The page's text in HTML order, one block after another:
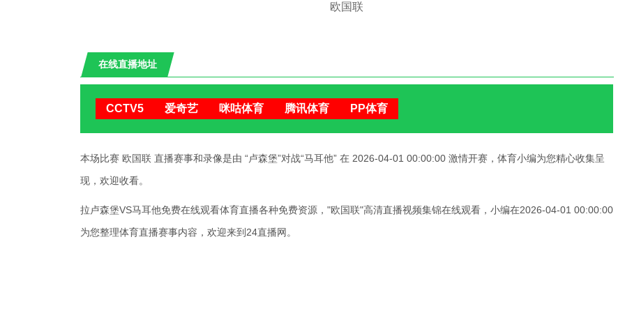
欧国联
在线直播地址
CCTV5 爱奇艺 咪咕体育 腾讯体育 PP体育
本场比赛 欧国联 直播赛事和录像是由 “卢森堡”对战“马耳他” 在 2026-04-01 00:00:00 激情开赛，体育小编为您精心收集呈
现，欢迎收看。
拉卢森堡VS马耳他免费在线观看体育直播各种免费资源，"欧国联"高清直播视频集锦在线观看，小编在2026-04-01 00:00:00
为您整理体育直播赛事内容，欢迎来到24直播网。